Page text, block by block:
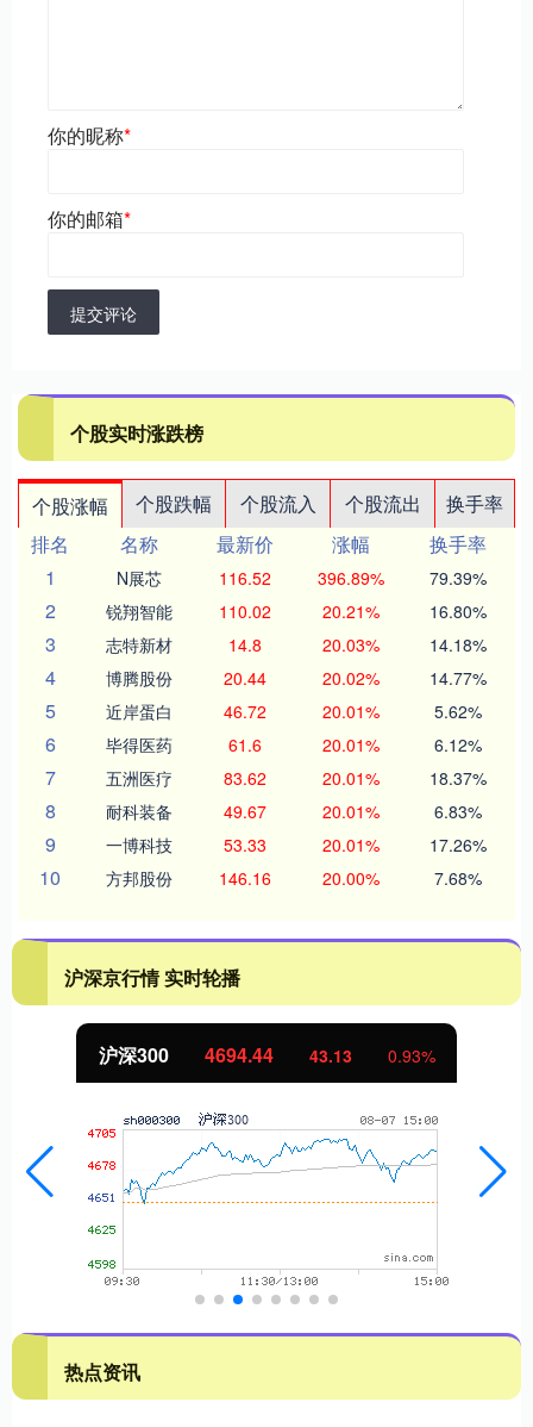
你的昵称*
你的邮箱*
提交评论
个股实时涨跌榜
个股涨幅 个股跌幅 个股流入 个股流出
换手率
排名
名称 最新价 涨幅
换手率
1
N展芯 116.52 396.89% 79.39%
2 锐翔智能 110.02 20.21% 16.80%
3 志特新材 14.8 20.03% 14.18%
4 博腾股份 20.44 20.02% 14.77%
5 近岸蛋白 46.72 20.01% 5.62%
6 毕得医药 61.6 20.01% 6.12%
7 五洲医疗 83.62 20.01% 18.37%
8 耐科装备 49.67 20.01% 6.83%
9 一博科技 53.33 20.01% 17.26%
10 方邦股份 146.16 20.00% 7.68%
沪深京行情 实时轮播
0.93% 北证50 1134.24
热点资讯